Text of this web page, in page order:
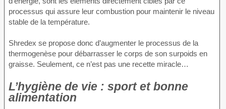
processus qui assure leur combustion pour maintenir le niveau
stable de la température.
Shredex se propose donc d’augmenter le processus de la
thermogenèse pour débarrasser le corps de son surpoids en
graisse. Seulement, ce n’est pas une recette miracle…
L’hygiène de vie : sport et bonne
alimentation